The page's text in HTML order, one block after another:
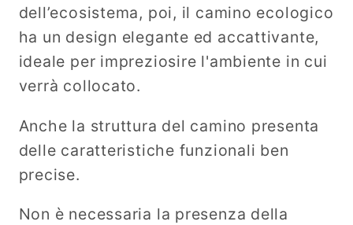
dell’ecosistema, poi, il camino ecologico
ha un design elegante ed accattivante,
ideale per impreziosire l'ambiente in cui
verrà collocato.
Anche la struttura del camino presenta
delle caratteristiche funzionali ben
precise.
Non è necessaria la presenza della